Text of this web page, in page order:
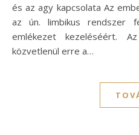
és az agy kapcsolata Az
az ún. limbikus rendszer
emlékezet kezeléséért.
közvetlenül erre a…